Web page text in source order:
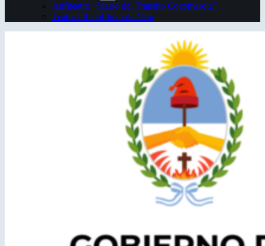
Anfiteatro “Mario del Tránsito Cocomarola”
Teatro Oficial Juan de Vera